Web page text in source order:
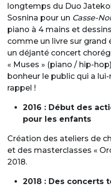
longtemps du Duo
Sosnina pour un Casse-
piano à 4 mains et
comme un livre sur grand
un déjanté concert
« Muses » (piano / hip-
bonheur le public qui a
rappel !
2016 : Début des
pour les enfants
Création des ateliers de
et des masterclasses «
2018.
2018 : Des concerts